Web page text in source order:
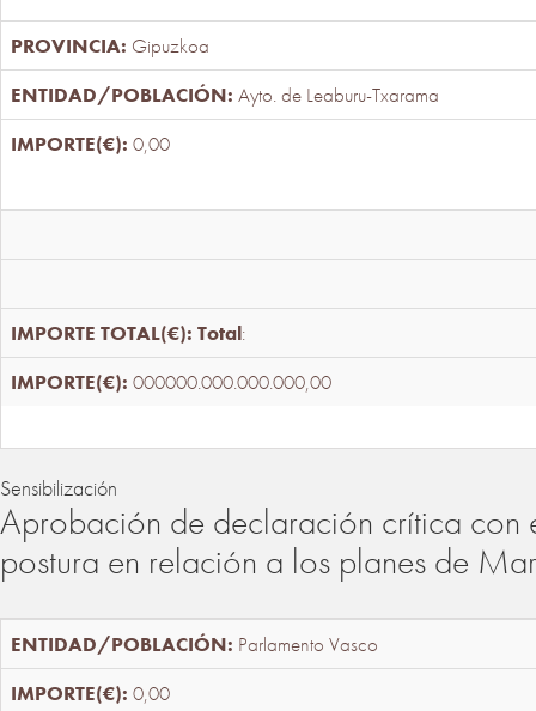
Gipuzkoa
Ayto. de Leaburu-Txarama
0,00
Total:
000000.000.000.000,00
Sensibilización
Aprobación de declaración crítica con
postura en relación a los planes de
Parlamento Vasco
0,00